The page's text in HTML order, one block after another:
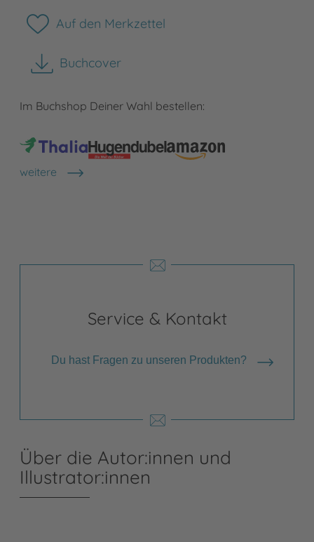
Auf den Merkzettel
Buchcover
herunterladen
Im Buchshop Deiner Wahl bestellen:
weitere
Shops anzeigen
Service & Kontakt
Du hast Fragen zu unseren Produkten?
Über die Autor:innen und
Illustrator:innen